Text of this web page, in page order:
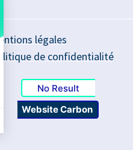
légales
de confidentialité
No Result
Website Carbon